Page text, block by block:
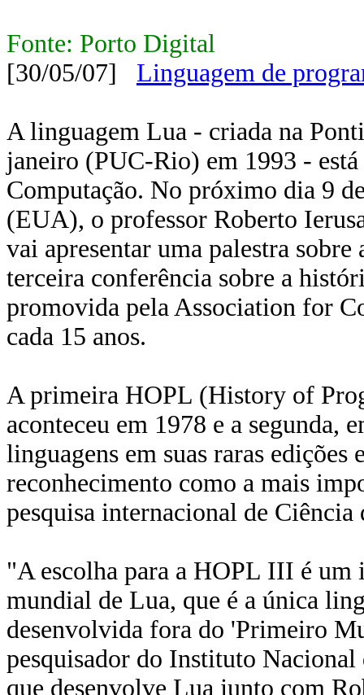
Fonte: Porto Digital
[30/05/07] Linguagem de
A linguagem Lua - criada na
janeiro (PUC-Rio) em 1993 -
Computação. No próximo dia 9
(EUA), o professor Roberto
vai apresentar uma palestra
terceira conferência sobre a
promovida pela Association for
cada 15 anos.
A primeira HOPL (History of
aconteceu em 1978 e a segunda,
linguagens em suas raras edições
reconhecimento como a mais
pesquisa internacional de Ciência
"A escolha para a HOPL III é
mundial de Lua, que é a única
desenvolvida fora do 'Primeiro
pesquisador do Instituto
que desenvolve Lua junto com